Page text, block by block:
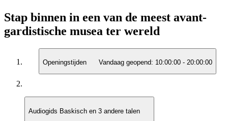
Stap binnen in een van de meest avant-
gardistische musea ter wereld
Openingstijden Vandaag geopend: 10:00:00 - 20:00:00
Audiogids Baskisch en 3 andere talen